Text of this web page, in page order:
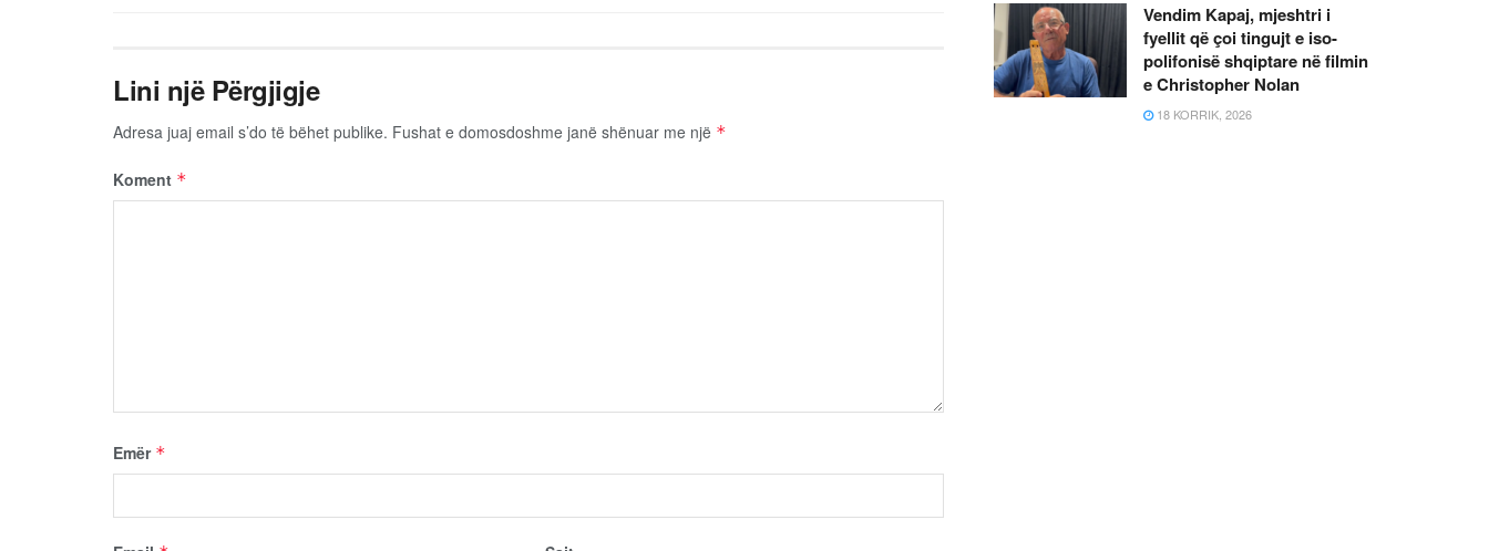
Lini një Përgjigje
Adresa juaj email s’do të bëhet publike. Fushat e domosdoshme janë shënuar me një *
Koment *
Emër *
Vendim Kapaj, mjeshtri i
fyellit që çoi tingujt e iso-
polifonisë shqiptare në filmin
e Christopher Nolan
18 KORRIK, 2026